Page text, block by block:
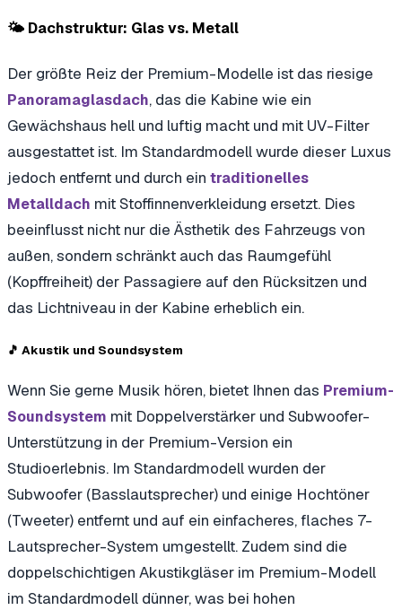
🌤️ Dachstruktur: Glas vs. Metall
Der größte Reiz der Premium-Modelle ist das riesige
Panoramaglasdach, das die Kabine wie ein
Gewächshaus hell und luftig macht und mit UV-Filter
ausgestattet ist. Im Standardmodell wurde dieser Luxus
jedoch entfernt und durch ein traditionelles
Metalldach mit Stoffinnenverkleidung ersetzt. Dies
beeinflusst nicht nur die Ästhetik des Fahrzeugs von
außen, sondern schränkt auch das Raumgefühl
(Kopffreiheit) der Passagiere auf den Rücksitzen und
das Lichtniveau in der Kabine erheblich ein.
🎵 Akustik und Soundsystem
Wenn Sie gerne Musik hören, bietet Ihnen das Premium-
Soundsystem mit Doppelverstärker und Subwoofer-
Unterstützung in der Premium-Version ein
Studioerlebnis. Im Standardmodell wurden der
Subwoofer (Basslautsprecher) und einige Hochtöner
(Tweeter) entfernt und auf ein einfacheres, flaches 7-
Lautsprecher-System umgestellt. Zudem sind die
doppelschichtigen Akustikgläser im Premium-Modell
im Standardmodell dünner, was bei hohen